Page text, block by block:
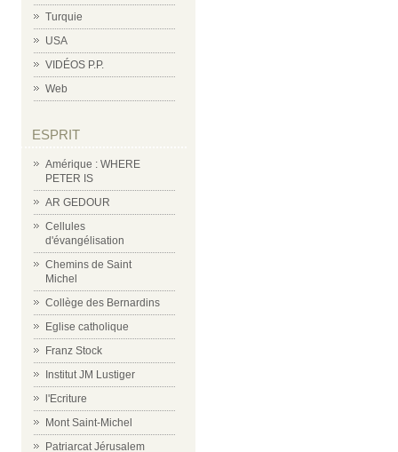
Turquie
USA
VIDÉOS P.P.
Web
ESPRIT
Amérique : WHERE
PETER IS
AR GEDOUR
Cellules
d'évangélisation
Chemins de Saint
Michel
Collège des Bernardins
Eglise catholique
Franz Stock
Institut JM Lustiger
l'Ecriture
Mont Saint-Michel
Patriarcat Jérusalem